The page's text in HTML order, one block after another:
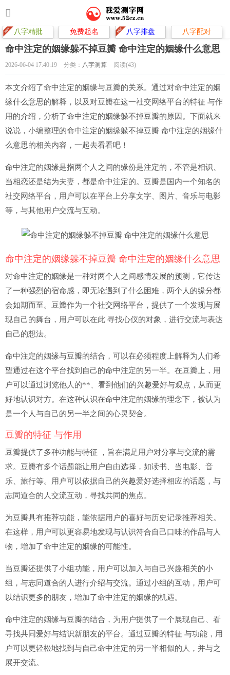
八字精批 免费起名 八字排盘 八字配对
命中注定的姻缘躲不掉豆瓣 命中注定的姻缘什么意思
2026-06-04 17:40:19 分类： 八字测算 阅读(43)
本文介绍了命中注定的姻缘与豆瓣的关系。通过对命中注定的姻
缘什么意思的解释，以及对豆瓣在这一社交网络平台的特征 与作
用的介绍，分析了命中注定的姻缘躲不掉豆瓣的原因。下面就来
说说，小编整理的命中注定的姻缘躲不掉豆瓣 命中注定的姻缘什
么意思的相关内容，一起去看看吧！
命中注定的姻缘是指两个人之间的缘份是注定的，不管是相识、
当相恋还是结为夫妻，都是命中注定的。豆瓣是国内一个知名的
社交网络平台，用户可以在平台上分享文字、图片、音乐与电影
等，与其他用户交流与互动。
命中注定的姻缘躲不掉豆瓣 命中注定的姻缘什么意思
对命中注定的姻缘是一种对两个人之间感情发展的预测，它传达
了一种强烈的宿命感，即无论遇到了什么困难，两个人的缘分都
会如期而至。豆瓣作为一个社交网络平台，提供了一个发现与展
现自己的舞台，用户可以在此 寻找心仪的对象，进行交流与表达
自己的想法。
命中注定的姻缘与豆瓣的结合，可以在必须程度上解释为人们希
望通过在这个平台找到自己的命中注定的另一半。在豆瓣上，用
户可以通过浏览他人的**、看到他们的兴趣爱好与观点，从而更
好地认识对方。在这种认识在命中注定的姻缘的理念下，被认为
是一个人与自己的另一半之间的心灵契合。
豆瓣的特征 与作用
豆瓣提供了多种功能与特征 ，旨在满足用户对分享与交流的需
求。豆瓣有多个话题能让用户自由选择，如读书、当电影、音
乐、旅行等。用户可以依据自己的兴趣爱好选择相应的话题，与
志同道合的人交流互动，寻找共同的焦点。
为豆瓣具有推荐功能，能依据用户的喜好与历史记录推荐相关。
在这样，用户可以更容易地发现与认识符合自己口味的作品与人
物，增加了命中注定的姻缘的可能性。
当豆瓣还提供了小组功能，用户可以加入与自己兴趣相关的小
组，与志同道合的人进行介绍与交流。通过小组的互动，用户可
以结识更多的朋友，增加了命中注定的姻缘的机遇。
命中注定的姻缘与豆瓣的结合，为用户提供了一个展现自己、看
寻找共同爱好与结识新朋友的平台。通过豆瓣的特征 与功能，用
户可以更轻松地找到与自己命中注定的另一半相似的人，并与之
展开交流。